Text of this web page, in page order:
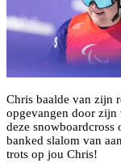
Chris baalde van zijn
opgevangen door zijn
deze snowboardcross
banked slalom van
trots op jou Chris!